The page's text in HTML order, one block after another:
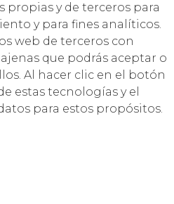
propias y de terceros para
y para fines analíticos.
web de terceros con
que podrás aceptar o
Al hacer clic en el botón
estas tecnologías y el
para estos propósitos.